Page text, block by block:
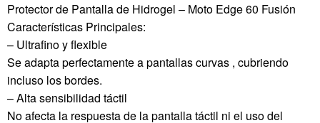
Protector de Pantalla de Hidrogel – Moto Edge 60 Fusión
Características Principales:
– Ultrafino y flexible
Se adapta perfectamente a pantallas curvas , cubriendo
incluso los bordes.
– Alta sensibilidad táctil
No afecta la respuesta de la pantalla táctil ni el uso del